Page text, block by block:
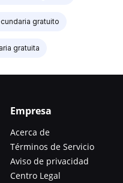
gratuito
gratuita
Empresa
Acerca de
Términos de Servicio
Aviso de privacidad
Centro Legal